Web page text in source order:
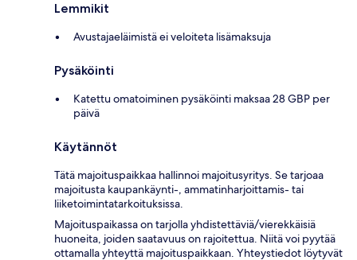
Lemmikit
Avustajaeläimistä ei veloiteta lisämaksuja
Pysäköinti
Katettu omatoiminen pysäköinti maksaa 28 GBP per
päivä
Käytännöt
Tätä majoituspaikkaa hallinnoi majoitusyritys. Se tarjoaa
majoitusta kaupankäynti-, ammatinharjoittamis- tai
liiketoimintatarkoituksissa.
Majoituspaikassa on tarjolla yhdistettäviä/vierekkäisiä
huoneita, joiden saatavuus on rajoitettua. Niitä voi pyytää
ottamalla yhteyttä majoituspaikkaan. Yhteystiedot löytyvät